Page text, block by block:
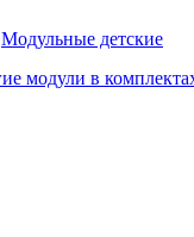
Модульные детские
модули в